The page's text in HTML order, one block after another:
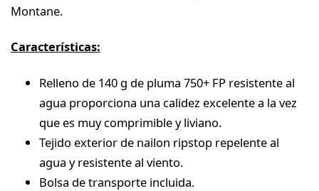
Montane.
Características:
Relleno de 140 g de pluma 750+ FP resistente al
agua proporciona una calidez excelente a la vez
que es muy comprimible y liviano.
Tejido exterior de nailon ripstop repelente al
agua y resistente al viento.
Bolsa de transporte incluida.